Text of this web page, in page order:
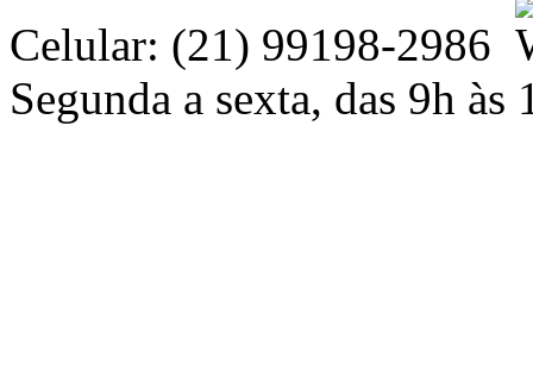
Celular: (21) 99198-2986
Segunda a sexta, das 9h às